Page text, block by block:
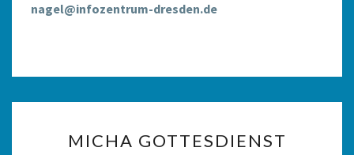
nagel@infozentrum-dresden.de
GOTTESDIENST
MICHA GOTTESDIENST